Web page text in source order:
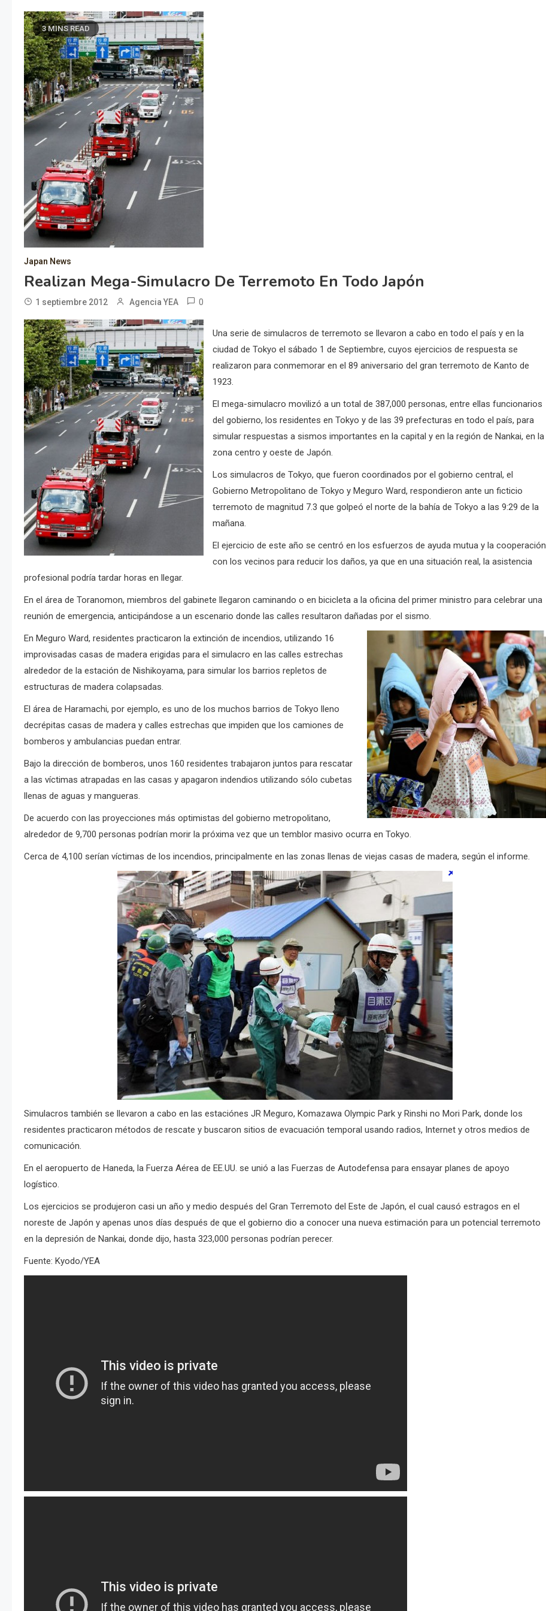
3 MINS READ
Japan News
Realizan Mega-Simulacro De Terremoto En Todo Japón
1 septiembre 2012 Agencia YEA 0
Una serie de simulacros de terremoto se llevaron a cabo en todo el país y en la
ciudad de Tokyo el sábado 1 de Septiembre, cuyos ejercicios de respuesta se
realizaron para conmemorar en el 89 aniversario del gran terremoto de Kanto de
1923.
El mega-simulacro movilizó a un total de 387,000 personas, entre ellas funcionarios
del gobierno, los residentes en Tokyo y de las 39 prefecturas en todo el país, para
simular respuestas a sismos importantes en la capital y en la región de Nankai, en la
zona centro y oeste de Japón.
Los simulacros de Tokyo, que fueron coordinados por el gobierno central, el
Gobierno Metropolitano de Tokyo y Meguro Ward, respondieron ante un ficticio
terremoto de magnitud 7.3 que golpeó el norte de la bahía de Tokyo a las 9:29 de la
mañana.
El ejercicio de este año se centró en los esfuerzos de ayuda mutua y la cooperación
con los vecinos para reducir los daños, ya que en una situación real, la asistencia
profesional podría tardar horas en llegar.
En el área de Toranomon, miembros del gabinete llegaron caminando o en bicicleta a la oficina del primer ministro para celebrar una
reunión de emergencia, anticipándose a un escenario donde las calles resultaron dañadas por el sismo.
En Meguro Ward, residentes practicaron la extinción de incendios, utilizando 16
improvisadas casas de madera erigidas para el simulacro en las calles estrechas
alrededor de la estación de Nishikoyama, para simular los barrios repletos de
estructuras de madera colapsadas.
El área de Haramachi, por ejemplo, es uno de los muchos barrios de Tokyo lleno
decrépitas casas de madera y calles estrechas que impiden que los camiones de
bomberos y ambulancias puedan entrar.
Bajo la dirección de bomberos, unos 160 residentes trabajaron juntos para rescatar
a las víctimas atrapadas en las casas y apagaron indendios utilizando sólo cubetas
llenas de aguas y mangueras.
De acuerdo con las proyecciones más optimistas del gobierno metropolitano,
alrededor de 9,700 personas podrían morir la próxima vez que un temblor masivo ocurra en Tokyo.
Cerca de 4,100 serían víctimas de los incendios, principalmente en las zonas llenas de viejas casas de madera, según el informe.
Simulacros también se llevaron a cabo en las estaciónes JR Meguro, Komazawa Olympic Park y Rinshi no Mori Park, donde los
residentes practicaron métodos de rescate y buscaron sitios de evacuación temporal usando radios, Internet y otros medios de
comunicación.
En el aeropuerto de Haneda, la Fuerza Aérea de EE.UU. se unió a las Fuerzas de Autodefensa para ensayar planes de apoyo
logístico.
Los ejercicios se produjeron casi un año y medio después del Gran Terremoto del Este de Japón, el cual causó estragos en el
noreste de Japón y apenas unos días después de que el gobierno dio a conocer una nueva estimación para un potencial terremoto
en la depresión de Nankai, donde dijo, hasta 323,000 personas podrían perecer.
Fuente: Kyodo/YEA